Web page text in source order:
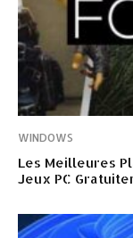
WINDOWS
Les Meilleures
Jeux PC